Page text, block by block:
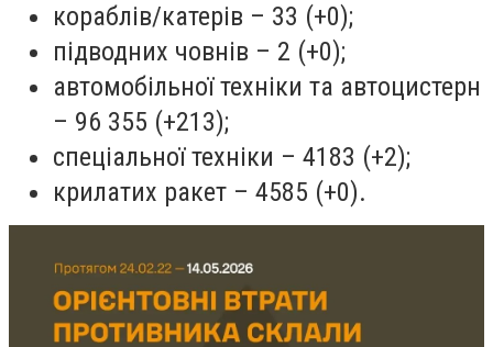
кораблів/катерів – 33 (+0);
підводних човнів – 2 (+0);
автомобільної техніки та автоцистерн
– 96 355 (+213);
спеціальної техніки – 4183 (+2);
крилатих ракет – 4585 (+0).